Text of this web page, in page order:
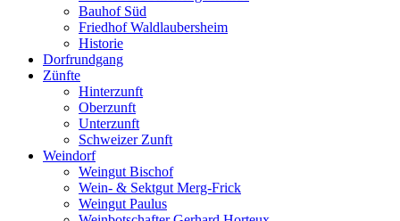
Bauhof Süd
Friedhof Waldlaubersheim
Historie
Dorfrundgang
Zünfte
Hinterzunft
Oberzunft
Unterzunft
Schweizer Zunft
Weindorf
Weingut Bischof
Wein- & Sektgut Merg-Frick
Weingut Paulus